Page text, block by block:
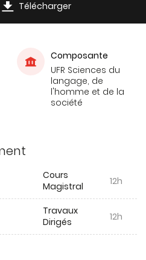
Télécharger
Composante
UFR Sciences du
langage, de
l'homme et de la
société
Cours
Magistral
12h
Travaux
Dirigés
12h